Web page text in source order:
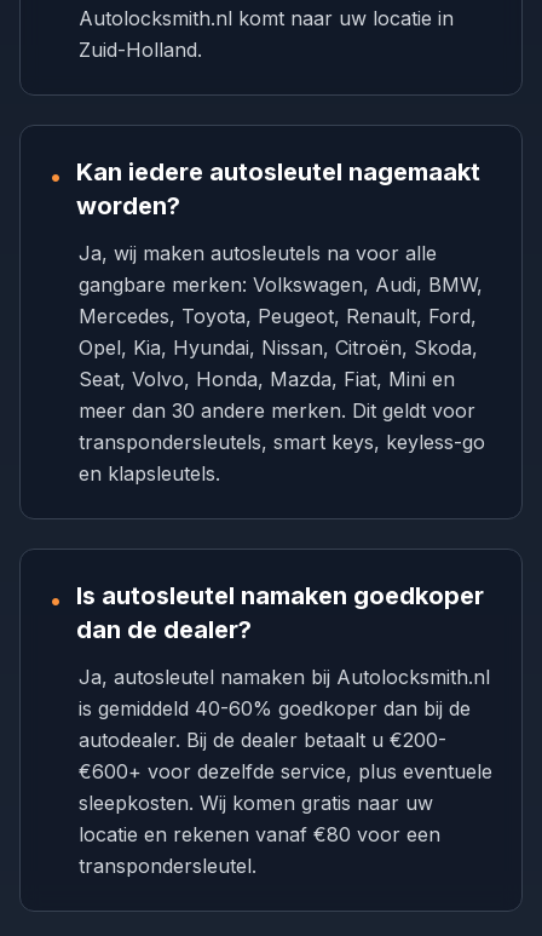
Autolocksmith.nl komt naar uw locatie in
Zuid-Holland.
•
Kan iedere autosleutel nagemaakt
worden?
Ja, wij maken autosleutels na voor alle
gangbare merken: Volkswagen, Audi, BMW,
Mercedes, Toyota, Peugeot, Renault, Ford,
Opel, Kia, Hyundai, Nissan, Citroën, Skoda,
Seat, Volvo, Honda, Mazda, Fiat, Mini en
meer dan 30 andere merken. Dit geldt voor
transpondersleutels, smart keys, keyless-go
en klapsleutels.
•
Is autosleutel namaken goedkoper
dan de dealer?
Ja, autosleutel namaken bij Autolocksmith.nl
is gemiddeld 40-60% goedkoper dan bij de
autodealer. Bij de dealer betaalt u €200-
€600+ voor dezelfde service, plus eventuele
sleepkosten. Wij komen gratis naar uw
locatie en rekenen vanaf €80 voor een
transpondersleutel.